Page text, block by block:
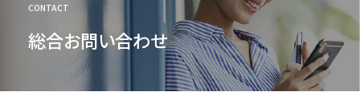
CONTACT
総合お問い合わせ